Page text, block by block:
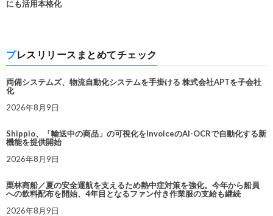
にも活用本格化
プレスリリースまとめてチェック
両備システムズ、物流自動化システムを手掛ける 株式会社APTを子会社
化
2026年8月9日
Shippio、「輸送中の商品」の可視化をInvoiceのAI-OCRで自動化する新
機能を提供開始
2026年8月9日
栗林商船／夏の安全運航を支えるため熱中症対策を強化。今年から船員
への飲料配布を開始、4年目となるファン付き作業服の支給も継続
2026年8月9日